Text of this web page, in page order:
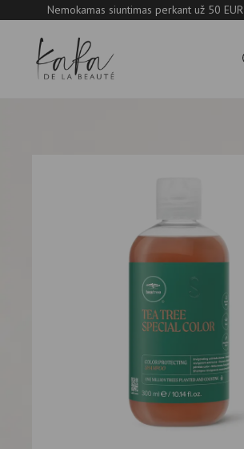
Nemokamas siuntimas perkant už 50